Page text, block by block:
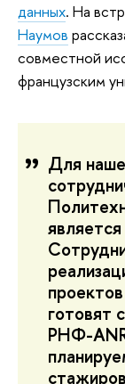
данных. На
Наумов
совместной
французским
Для
готовят
РНФ-